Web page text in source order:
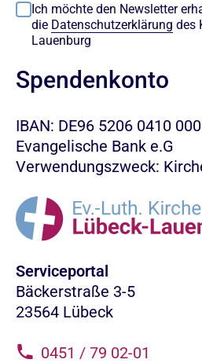
Ich möchte den Newsletter
die Datenschutzerklärung des
Lauenburg
Spendenkonto
IBAN: DE96 5206 0410
Evangelische Bank e.G
Verwendungszweck:
Serviceportal
Bäckerstraße 3-5
23564 Lübeck
0451 / 79 02-01